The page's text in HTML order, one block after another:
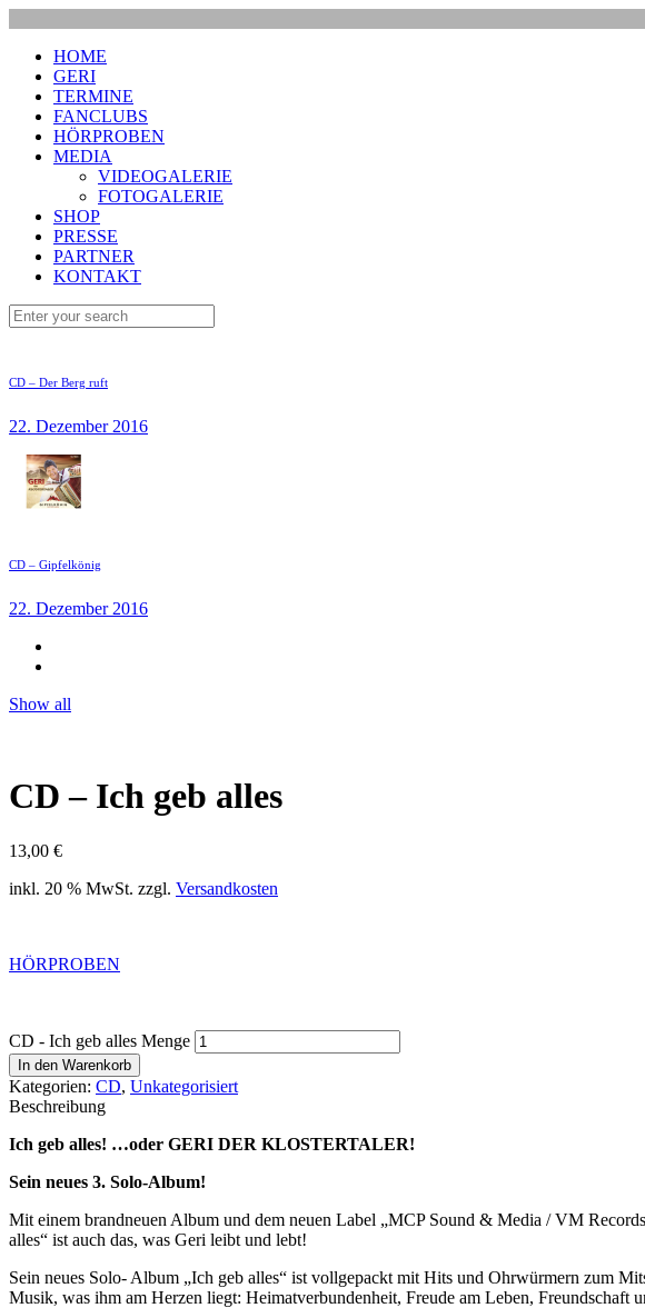
HOME
GERI
TERMINE
FANCLUBS
HÖRPROBEN
MEDIA
VIDEOGALERIE
FOTOGALERIE
SHOP
PRESSE
PARTNER
KONTAKT
CD – Der Berg ruft
22. Dezember 2016
CD – Gipfelkönig
22. Dezember 2016
Show all
CD – Ich geb alles
13,00 €
inkl. 20 % MwSt. zzgl. Versandkosten
HÖRPROBEN
CD - Ich geb alles Menge
In den Warenkorb
Kategorien: CD, Unkategorisiert
Beschreibung
Ich geb alles! …oder GERI DER KLOSTERTALER!
Sein neues 3. Solo-Album!
Mit einem brandneuen Album und dem neuen Label „MCP Sound & Media / VM
alles“ ist auch das, was Geri leibt und lebt!
Sein neues Solo- Album „Ich geb alles“ ist vollgepackt mit Hits und Ohrwürmern zum
Musik, was ihm am Herzen liegt: Heimatverbundenheit, Freude am Leben, Freundschaft